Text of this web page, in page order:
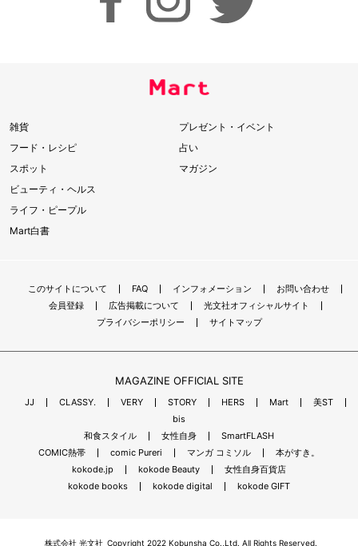
雑貨
フード・レシピ
スポット
ビューティ・ヘルス
ライフ・ピープル
Mart白書
プレゼント・イベント
占い
マガジン
このサイトについて FAQ インフォメーション
お問い合わせ
会員登録
広告掲載について
光文社オフィシャルサイト
プライバシーポリシー
サイトマップ
MAGAZINE OFFICIAL SITE
JJ CLASSY. VERY STORY HERS Mart
美ST
bis
和食スタイル
女性自身
SmartFLASH
COMIC熱帯
comic Pureri マンガ コミソル
本がすき。
kokode.jp
kokode Beauty
女性自身百貨店
kokode books
kokode digital kokode GIFT
株式会社 光文社 Copyright 2022 Kobunsha Co.,Ltd. All Rights Reserved.